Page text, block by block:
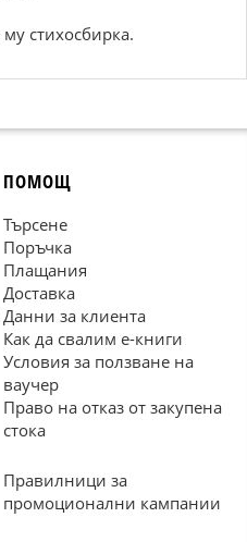
стихосбирка.
ПОМОЩ
Търсене
Поръчка
Плащания
Доставка
Данни за клиента
Как да свалим е-книги
Условия за ползване на
ваучер
Право на отказ от закупена
стока
Правилници за
промоционални кампании